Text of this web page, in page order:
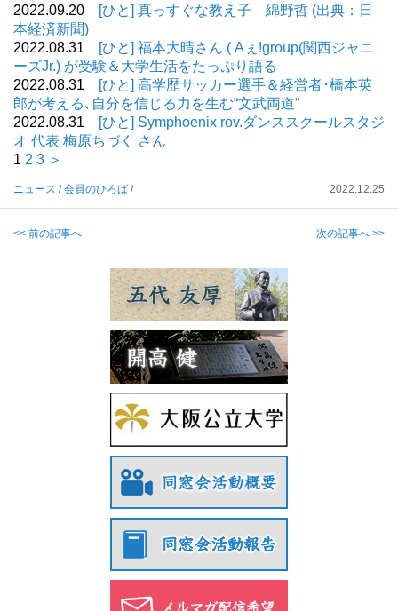
2022.09.20
[ひと] 真っすぐな教え子 綿野哲 (出典：日
本経済新聞)
2022.08.31
[ひと] 福本大晴さん ( Aぇ!group(関西ジャニ
ーズJr.) が受験＆大学生活をたっぷり語る
2022.08.31
[ひと] 高学歴サッカー選手＆経営者･橋本英
郎が考える､自分を信じる力を生む“文武両道”
2022.08.31
[ひと] Symphoenix rov.ダンススクールスタジ
オ 代表 梅原ちづく さん
1 2 3 ＞
ニュース /会員のひろば / 2022.12.25
<< 前の記事へ 次の記事へ >>